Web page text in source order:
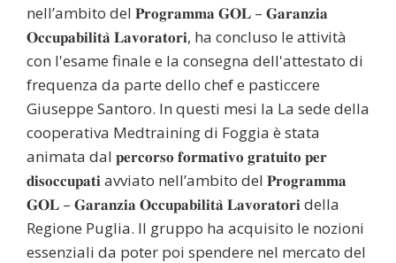
nell’ambito del 𝐏𝐫𝐨𝐠𝐫𝐚𝐦𝐦𝐚 𝐆𝐎𝐋 – 𝐆𝐚𝐫𝐚𝐧𝐳𝐢𝐚
𝐎𝐜𝐜𝐮𝐩𝐚𝐛𝐢𝐥𝐢𝐭𝐚̀ 𝐋𝐚𝐯𝐨𝐫𝐚𝐭𝐨𝐫𝐢, ha concluso le attività
con l'esame finale e la consegna dell'attestato di
frequenza da parte dello chef e pasticcere
Giuseppe Santoro. In questi mesi la La sede della
cooperativa Medtraining di Foggia è stata
animata dal 𝐩𝐞𝐫𝐜𝐨𝐫𝐬𝐨 𝐟𝐨𝐫𝐦𝐚𝐭𝐢𝐯𝐨 𝐠𝐫𝐚𝐭𝐮𝐢𝐭𝐨 𝐩𝐞𝐫
𝐝𝐢𝐬𝐨𝐜𝐜𝐮𝐩𝐚𝐭𝐢 avviato nell’ambito del 𝐏𝐫𝐨𝐠𝐫𝐚𝐦𝐦𝐚
𝐆𝐎𝐋 – 𝐆𝐚𝐫𝐚𝐧𝐳𝐢𝐚 𝐎𝐜𝐜𝐮𝐩𝐚𝐛𝐢𝐥𝐢𝐭𝐚̀ 𝐋𝐚𝐯𝐨𝐫𝐚𝐭𝐨𝐫𝐢 della
Regione Puglia. Il gruppo ha acquisito le nozioni
essenziali da poter poi spendere nel mercato del